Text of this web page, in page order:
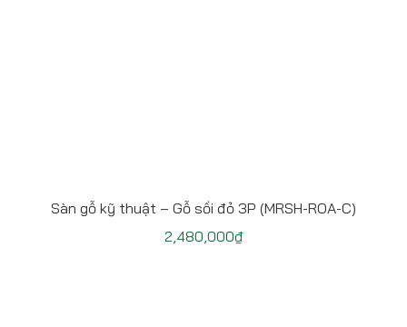
Sàn gỗ kỹ thuật – Gỗ sồi đỏ 3P (MRSH-ROA-C)
2,480,000₫